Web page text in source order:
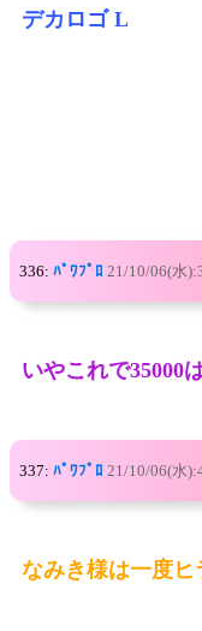
デカロゴ L
336: ﾊﾟﾜﾌﾟﾛ 21/10/06(水
いやこれで35000
337: ﾊﾟﾜﾌﾟﾛ 21/10/06(水
なみき様は一度ヒ